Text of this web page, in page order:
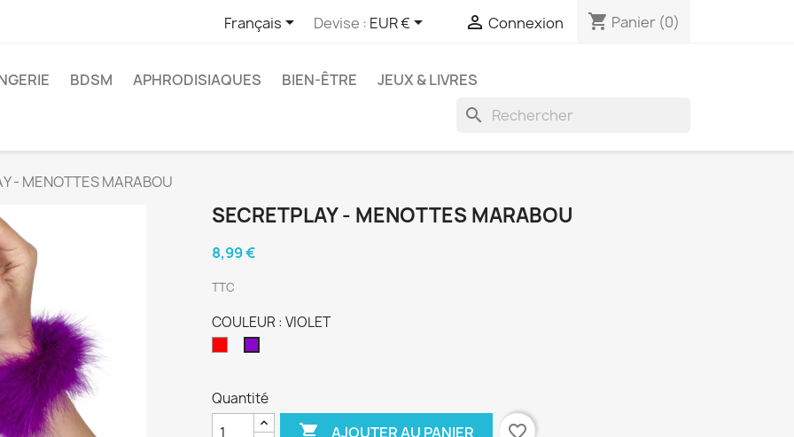
Français Devise : EUR €  Connexion shopping_cart Panier (0)
BDSM APHRODISIAQUES BIEN-ÊTRE JEUX & LIVRES
search
- MENOTTES MARABOU
SECRETPLAY - MENOTTES MARABOU
8,99 €
TTC
COULEUR : VIOLET
Quantité
 AJOUTER AU PANIER favorite_border